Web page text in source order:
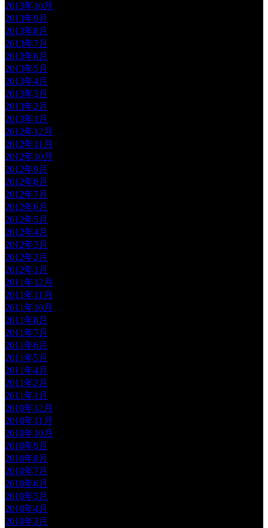
2013年10月
2013年9月
2013年8月
2013年7月
2013年6月
2013年5月
2013年4月
2013年3月
2013年2月
2013年1月
2012年12月
2012年11月
2012年10月
2012年9月
2012年8月
2012年7月
2012年6月
2012年5月
2012年4月
2012年3月
2012年2月
2012年1月
2011年12月
2011年11月
2011年10月
2011年8月
2011年7月
2011年6月
2011年5月
2011年4月
2011年2月
2011年1月
2010年12月
2010年11月
2010年10月
2010年9月
2010年8月
2010年7月
2010年6月
2010年5月
2010年4月
2010年3月